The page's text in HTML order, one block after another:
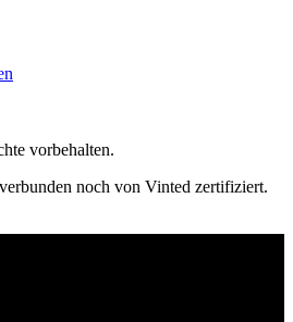
vorbehalten.
noch von Vinted zertifiziert.